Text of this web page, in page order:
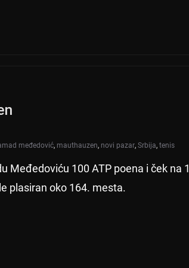
međedović, mauthauzen, novi pazar, Srbija, tenis
Međedoviću 100 ATP poena i ček na
plasiran oko 164. mesta.